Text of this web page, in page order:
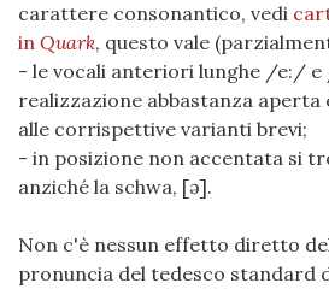
carattere consonantico, vedi
in Quark, questo vale
- le vocali anteriori lunghe /e:/
realizzazione abbastanza aperta
alle corrispettive varianti brevi;
- in posizione non accentata si
anziché la schwa, [ə].
Non c'è nessun effetto diretto
pronuncia del tedesco standard